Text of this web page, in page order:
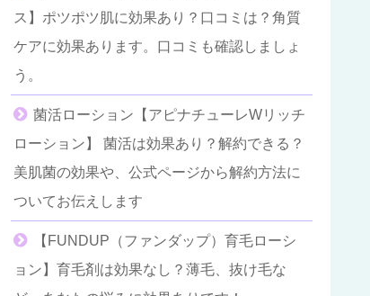
ス】ポツポツ肌に効果あり？口コミは？角質
ケアに効果あります。口コミも確認しましょ
う。
菌活ローション【アピナチューレWリッチ
ローション】 菌活は効果あり？解約できる？
美肌菌の効果や、公式ページから解約方法に
ついてお伝えします
【FUNDUP（ファンダップ）育毛ローシ
ョン】育毛剤は効果なし？薄毛、抜け毛な